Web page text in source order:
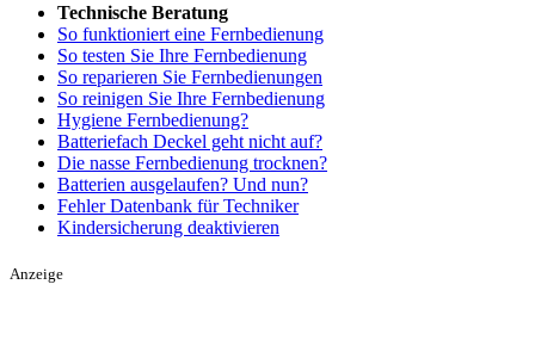
Technische Beratung
So funktioniert eine Fernbedienung
So testen Sie Ihre Fernbedienung
So reparieren Sie Fernbedienungen
So reinigen Sie Ihre Fernbedienung
Hygiene Fernbedienung?
Batteriefach Deckel geht nicht auf?
Die nasse Fernbedienung trocknen?
Batterien ausgelaufen? Und nun?
Fehler Datenbank für Techniker
Kindersicherung deaktivieren
Anzeige